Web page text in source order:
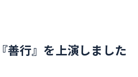
善行』を上演しました